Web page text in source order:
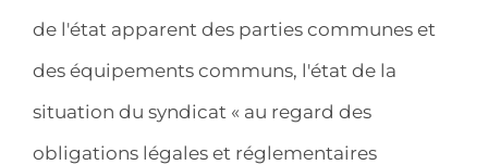
de l'état apparent des parties communes et
des équipements communs, l'état de la
situation du syndicat « au regard des
obligations légales et réglementaires